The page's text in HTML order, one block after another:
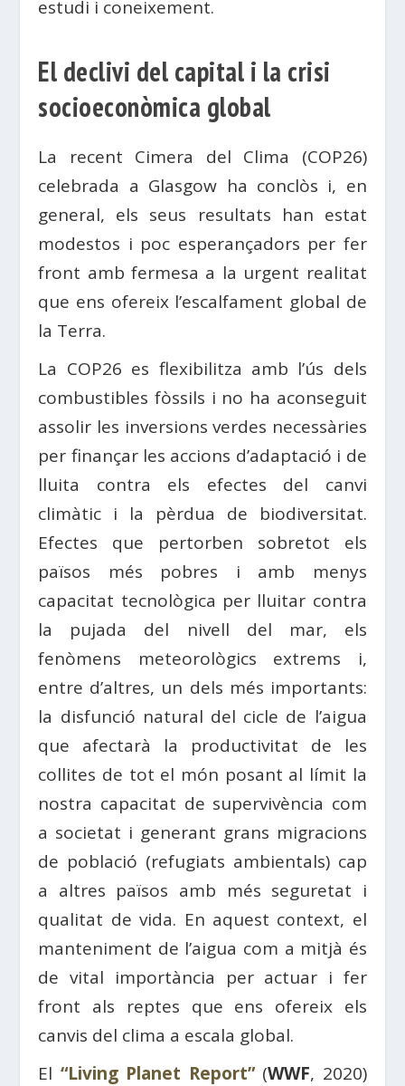
estudi i coneixement.
El declivi del capital i la crisi
socioeconòmica global
La recent Cimera del Clima (COP26)
celebrada a Glasgow ha conclòs i, en
general, els seus resultats han estat
modestos i poc esperançadors per fer
front amb fermesa a la urgent realitat
que ens ofereix l’escalfament global de
la Terra.
La COP26 es flexibilitza amb l’ús dels
combustibles fòssils i no ha aconseguit
assolir les inversions verdes necessàries
per finançar les accions d’adaptació i de
lluita contra els efectes del canvi
climàtic i la pèrdua de biodiversitat.
Efectes que pertorben sobretot els
països més pobres i amb menys
capacitat tecnològica per lluitar contra
la pujada del nivell del mar, els
fenòmens meteorològics extrems i,
entre d’altres, un dels més importants:
la disfunció natural del cicle de l’aigua
que afectarà la productivitat de les
collites de tot el món posant al límit la
nostra capacitat de supervivència com
a societat i generant grans migracions
de població (refugiats ambientals) cap
a altres països amb més seguretat i
qualitat de vida. En aquest context, el
manteniment de l’aigua com a mitjà és
de vital importància per actuar i fer
front als reptes que ens ofereix els
canvis del clima a escala global.
El “Living Planet Report”(WWF, 2020)